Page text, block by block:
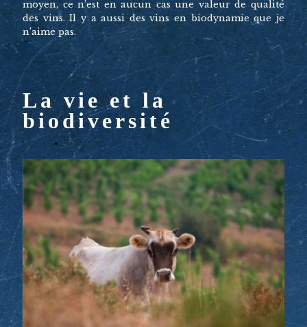
moyen, ce n’est en aucun cas une valeur de qualité
des vins. Il y a aussi des vins en biodynamie que je
n’aime pas.
La vie et la
biodiversité